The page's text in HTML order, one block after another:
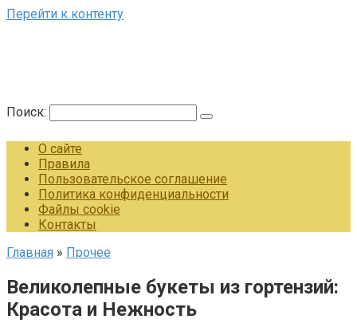
Перейти к контенту
Поиск:
О сайте
Правила
Пользовательское соглашение
Политика конфиденциальности
Файлы cookie
Контакты
Главная » Прочее
Великолепные букеты из гортензий:
Красота и Нежность